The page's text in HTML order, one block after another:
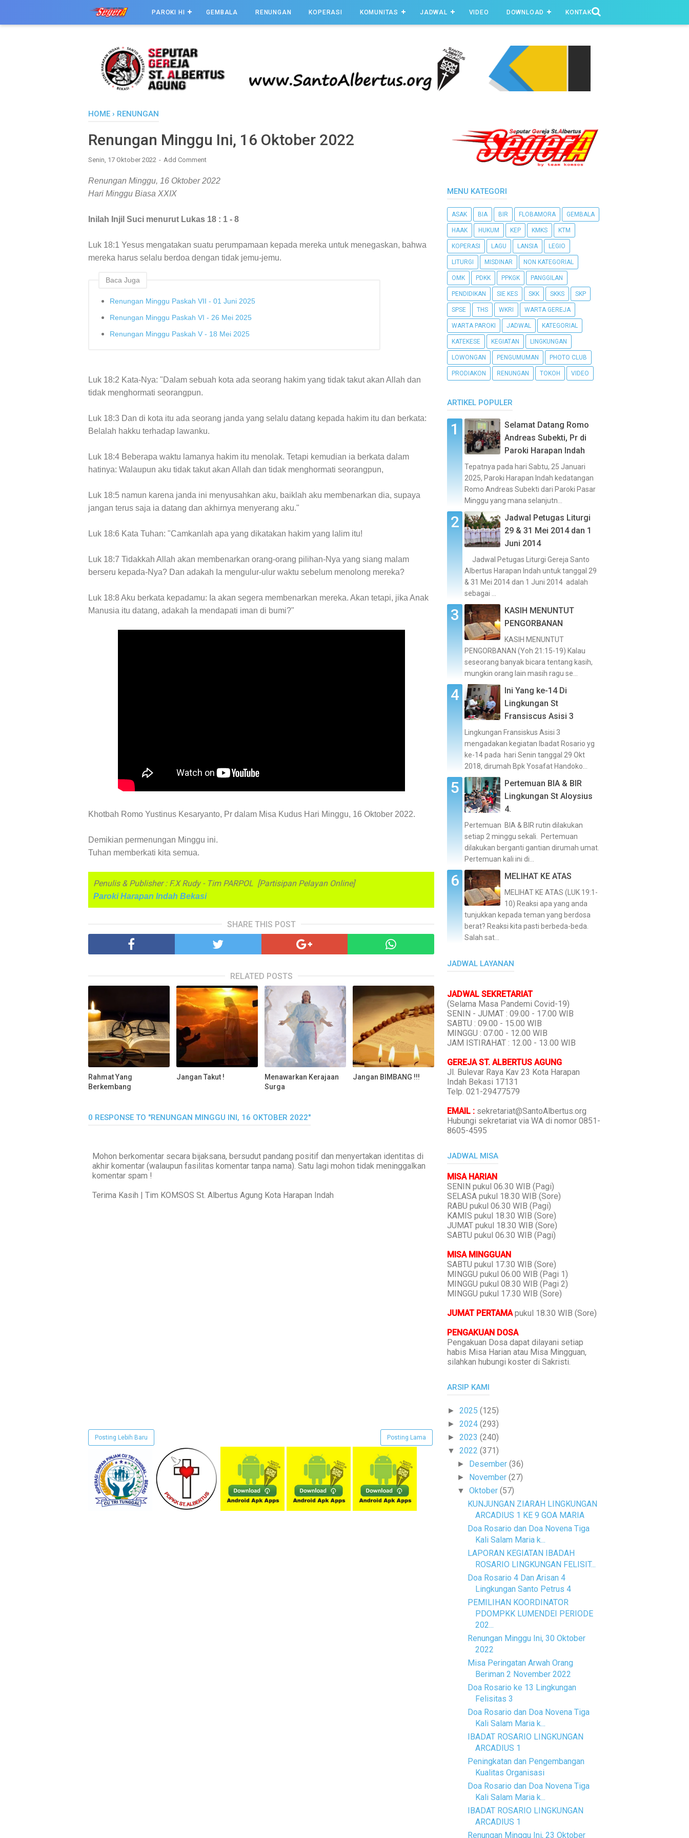
PAROKI HI GEMBALA RENUNGAN KOPERASI KOMUNITAS JADWAL VIDEO DOWNLOAD KONTAK
HOME › RENUNGAN
Renungan Minggu Ini, 16 Oktober 2022
Senin, 17 Oktober 2022 Add Comment
Renungan Minggu, 16 Oktober 2022
Hari Minggu Biasa XXIX
Inilah Injil Suci menurut Lukas 18 : 1 - 8
Luk 18:1 Yesus mengatakan suatu perumpamaan kepada mereka untuk menegaskan, bahwa
mereka harus selalu berdoa dengan tidak jemu-jemu.
Baca Juga
Renungan Minggu Paskah VII - 01 Juni 2025
Renungan Minggu Paskah VI - 26 Mei 2025
Renungan Minggu Paskah V - 18 Mei 2025
Luk 18:2 Kata-Nya: "Dalam sebuah kota ada seorang hakim yang tidak takut akan Allah dan
tidak menghormati seorangpun.
Luk 18:3 Dan di kota itu ada seorang janda yang selalu datang kepada hakim itu dan berkata:
Belalah hakku terhadap lawanku.
Luk 18:4 Beberapa waktu lamanya hakim itu menolak. Tetapi kemudian ia berkata dalam
hatinya: Walaupun aku tidak takut akan Allah dan tidak menghormati seorangpun,
Luk 18:5 namun karena janda ini menyusahkan aku, baiklah aku membenarkan dia, supaya
jangan terus saja ia datang dan akhirnya menyerang aku."
Luk 18:6 Kata Tuhan: "Camkanlah apa yang dikatakan hakim yang lalim itu!
Luk 18:7 Tidakkah Allah akan membenarkan orang-orang pilihan-Nya yang siang malam
berseru kepada-Nya? Dan adakah Ia mengulur-ulur waktu sebelum menolong mereka?
Luk 18:8 Aku berkata kepadamu: Ia akan segera membenarkan mereka. Akan tetapi, jika Anak
Manusia itu datang, adakah Ia mendapati iman di bumi?"
Khotbah Romo Yustinus Kesaryanto, Pr dalam Misa Kudus Hari Minggu, 16 Oktober 2022.
Demikian permenungan Minggu ini.
Tuhan memberkati kita semua.
Penulis & Publisher : F.X Rudy - Tim PARPOL [Partisipan Pelayan Online]
Paroki Harapan Indah Bekasi
SHARE THIS POST
RELATED POSTS
Rahmat Yang
Berkembang
Jangan Takut !
Menawarkan Kerajaan
Surga
Jangan BIMBANG !!!
0 RESPONSE TO "RENUNGAN MINGGU INI, 16 OKTOBER 2022"
Mohon berkomentar secara bijaksana, bersudut pandang positif dan menyertakan identitas di
akhir komentar (walaupun fasilitas komentar tanpa nama). Satu lagi mohon tidak meninggalkan
komentar spam !
Terima Kasih | Tim KOMSOS St. Albertus Agung Kota Harapan Indah
Posting Lebih Baru Posting Lama
MENU KATEGORI
ASAK BIA BIR FLOBAMORA GEMBALA
HAAK HUKUM KEP KMKS KTM
KOPERASI LAGU LANSIA LEGIO
LITURGI MISDINAR NON KATEGORIAL
OMK PDKK PPKGK PANGGILAN
PENDIDIKAN SIE KES SKK SKKS SKP
SPSE THS WKRI WARTA GEREJA
WARTA PAROKI JADWAL KATEGORIAL
KATEKESE KEGIATAN LINGKUNGAN
LOWONGAN PENGUMUMAN PHOTO CLUB
PRODIAKON RENUNGAN TOKOH VIDEO
ARTIKEL POPULER
Selamat Datang Romo
Andreas Subekti, Pr di
Paroki Harapan Indah
Tepatnya pada hari Sabtu, 25 Januari
2025, Paroki Harapan Indah kedatangan
Romo Andreas Subekti dari Paroki Pasar
Minggu yang mana selanjutn...
Jadwal Petugas Liturgi
29 & 31 Mei 2014 dan 1
Juni 2014
Jadwal Petugas Liturgi Gereja Santo
Albertus Harapan Indah untuk tanggal 29
& 31 Mei 2014 dan 1 Juni 2014 adalah
sebagai ...
KASIH MENUNTUT
PENGORBANAN
KASIH MENUNTUT
PENGORBANAN (Yoh 21:15-19) Kalau
seseorang banyak bicara tentang kasih,
mungkin orang lain masih ragu se...
Ini Yang ke-14 Di
Lingkungan St
Fransiscus Asisi 3
Lingkungan Fransiskus Asisi 3
mengadakan kegiatan Ibadat Rosario yg
ke-14 pada hari Senin tanggal 29 Okt
2018, dirumah Bpk Yosafat Handoko...
Pertemuan BIA & BIR
Lingkungan St Aloysius
4.
Pertemuan BIA & BIR rutin dilakukan
setiap 2 minggu sekali. Pertemuan
dilakukan berganti gantian dirumah umat.
Pertemuan kali ini di...
MELIHAT KE ATAS
MELIHAT KE ATAS (LUK 19:1-
10) Reaksi apa yang anda
tunjukkan kepada teman yang berdosa
berat? Reaksi kita pasti berbeda-beda.
Salah sat...
JADWAL LAYANAN
JADWAL SEKRETARIAT
(Selama Masa Pandemi Covid-19)
SENIN - JUMAT : 09.00 - 17.00 WIB
SABTU : 09.00 - 15.00 WIB
MINGGU : 07.00 - 12.00 WIB
JAM ISTIRAHAT : 12.00 - 13.00 WIB
GEREJA ST. ALBERTUS AGUNG
Jl. Bulevar Raya Kav 23 Kota Harapan
Indah Bekasi 17131
Telp. 021-29477579
EMAIL : sekretariat@SantoAlbertus.org
Hubungi sekretariat via WA di nomor 0851-
8605-4595
JADWAL MISA
MISA HARIAN
SENIN pukul 06.30 WIB (Pagi)
SELASA pukul 18.30 WIB (Sore)
RABU pukul 06.30 WIB (Pagi)
KAMIS pukul 18.30 WIB (Sore)
JUMAT pukul 18.30 WIB (Sore)
SABTU pukul 06.30 WIB (Pagi)
MISA MINGGUAN
SABTU pukul 17.30 WIB (Sore)
MINGGU pukul 06.00 WIB (Pagi 1)
MINGGU pukul 08.30 WIB (Pagi 2)
MINGGU pukul 17.30 WIB (Sore)
JUMAT PERTAMA pukul 18.30 WIB (Sore)
PENGAKUAN DOSA
Pengakuan Dosa dapat dilayani setiap
habis Misa Harian atau Misa Mingguan,
silahkan hubungi koster di Sakristi.
ARSIP KAMI
► 2025 (125)
► 2024 (293)
► 2023 (240)
▼ 2022 (371)
► Desember(36)
► November(27)
▼Oktober(57)
KUNJUNGAN ZIARAH LINGKUNGAN
ARCADIUS 1 KE 9 GOA MARIA
Doa Rosario dan Doa Novena Tiga
Kali Salam Maria k...
LAPORAN KEGIATAN IBADAH
ROSARIO LINGKUNGAN FELISIT...
Doa Rosario 4 Dan Arisan 4
Lingkungan Santo Petrus 4
PEMILIHAN KOORDINATOR
PDOMPKK LUMENDEI PERIODE
202...
Renungan Minggu Ini, 30 Oktober
2022
Misa Peringatan Arwah Orang
Beriman 2 November 2022
Doa Rosario ke 13 Lingkungan
Felisitas 3
Doa Rosario dan Doa Novena Tiga
Kali Salam Maria k...
IBADAT ROSARIO LINGKUNGAN
ARCADIUS 1
Peningkatan dan Pengembangan
Kualitas Organisasi
Doa Rosario dan Doa Novena Tiga
Kali Salam Maria k...
IBADAT ROSARIO LINGKUNGAN
ARCADIUS 1
Renungan Minggu Ini, 23 Oktober